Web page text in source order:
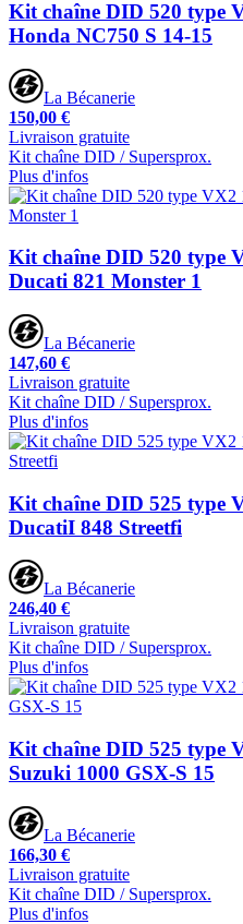
Kit chaîne DID 520 type
Honda NC750 S 14-15
La Bécanerie
150,00 €
Livraison gratuite
Kit chaîne DID / Supersprox.
Plus d'infos
Kit chaîne DID 520 type
Ducati 821 Monster 1
La Bécanerie
147,60 €
Livraison gratuite
Kit chaîne DID / Supersprox.
Plus d'infos
Kit chaîne DID 525 type
DucatiI 848 Streetfi
La Bécanerie
246,40 €
Livraison gratuite
Kit chaîne DID / Supersprox.
Plus d'infos
Kit chaîne DID 525 type
Suzuki 1000 GSX-S 15
La Bécanerie
166,30 €
Livraison gratuite
Kit chaîne DID / Supersprox.
Plus d'infos